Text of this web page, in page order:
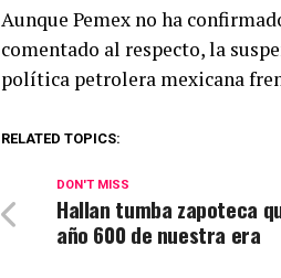
Aunque Pemex no ha
comentado al respecto, la
política petrolera mexicana
RELATED TOPICS:
DON'T MISS
Hallan tumba zapoteca
año 600 de nuestra era